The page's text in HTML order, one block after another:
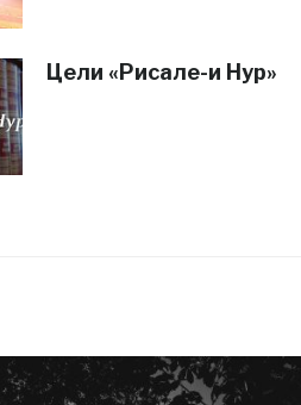
Цели «Рисале-и Нур»